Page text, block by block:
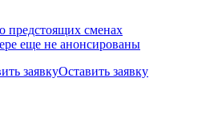
предстоящих сменах
еще не анонсированы
заявкуОставить заявку